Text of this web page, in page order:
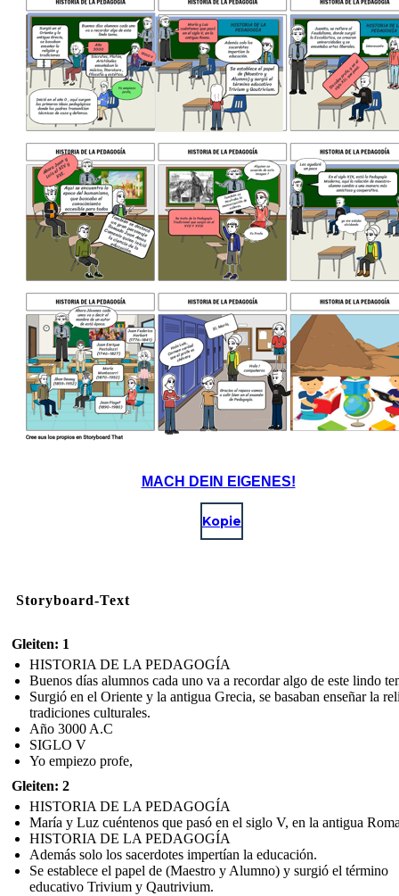
MACH DEIN EIGENES!
Kopie
Storyboard-Text
Gleiten: 1
HISTORIA DE LA PEDAGOGÍA
Buenos días alumnos cada uno va a recordar algo de este lindo
Surgió en el Oriente y la antigua Grecia, se basaban enseñar la
tradiciones culturales.
Año 3000 A.C
SIGLO V
Yo empiezo profe,
Gleiten: 2
HISTORIA DE LA PEDAGOGÍA
María y Luz cuéntenos que pasó en el siglo V, en la antigua
HISTORIA DE LA PEDAGOGÍA
Además solo los sacerdotes impertían la educación.
Se establece el papel de (Maestro y Alumno) y surgió el término
educativo Trivium y Qautrivium.